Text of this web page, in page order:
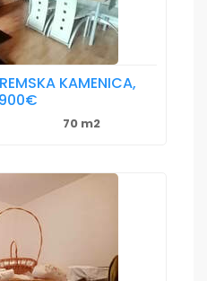
KAMENICA,
70 m2